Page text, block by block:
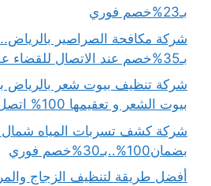
بـ23%خصم فوري
شركة مكافحة الصراصير
بـ35%خصم عند الاتصال للقضاء على الصراصير
بيوت الشعر و تعقيمها 100% اتصل بنا الان
شركة كشف تسربات المياه شمال
بضمان100%..بـ30%خصم فوري
أفضل طريقة لتنظيف الزجاج